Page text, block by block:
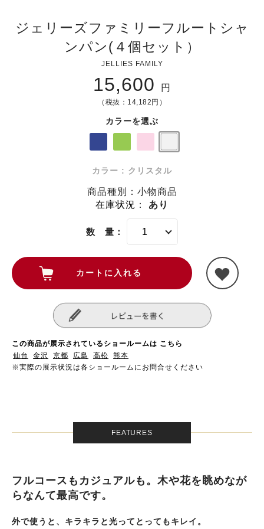
ジェリーズファミリーフルートシャ
ンパン(４個セット）
JELLIES FAMILY
15,600 円
（税抜：14,182円）
カラーを選ぶ
カラー : クリスタル
商品種別：小物商品
在庫状況 ： あり
数 量：
この商品が展示されているショールームは こちら
仙台
金沢 京都 広島 高松
熊本
※実際の展示状況は各ショールームにお問合せください
FEATURES
フルコースもカジュアルも。木や花を眺めなが
らなんて最高です。
外で使うと、キラキラと光ってとってもキレイ。